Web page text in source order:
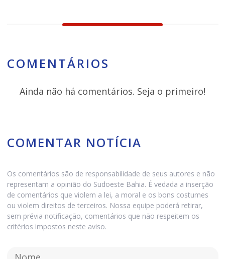
COMENTÁRIOS
Ainda não há comentários. Seja o primeiro!
COMENTAR NOTÍCIA
Os comentários são de responsabilidade de seus autores e não
representam a opinião do Sudoeste Bahia. É vedada a inserção
de comentários que violem a lei, a moral e os bons costumes
ou violem direitos de terceiros. Nossa equipe poderá retirar,
sem prévia notificação, comentários que não respeitem os
critérios impostos neste aviso.